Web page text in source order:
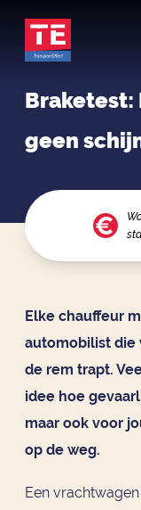
Braketest:
geen
Elke chauffeur
automobilist die
de rem trapt.
idee hoe
maar ook voor
op de weg.
Een